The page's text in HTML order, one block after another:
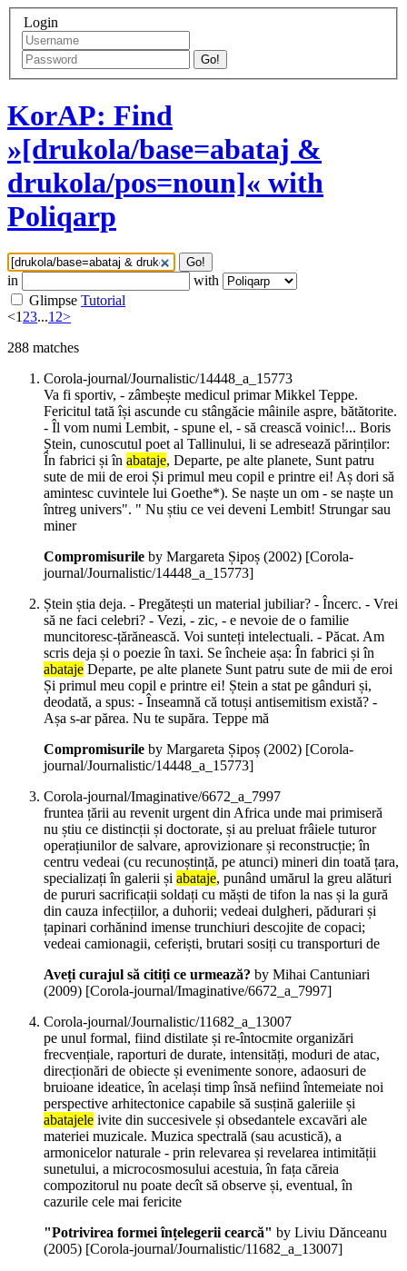
Login
Go!
KorAP: Find
»[drukola/base=abataj &
drukola/pos=noun]« with
Poliqarp
Go!
in
with
Glimpse Tutorial
<123...12>
288 matches
Corola-journal/Journalistic/14448_a_15773
Va fi sportiv, - zâmbește medicul primar Mikkel Teppe.
Fericitul tată își ascunde cu stângăcie mâinile aspre, bătătorite.
- Îl vom numi Lembit, - spune el, - să crească voinic!... Boris
Ștein, cunoscutul poet al Tallinului, li se adresează părinților:
În fabrici și în abataje, Departe, pe alte planete, Sunt patru
sute de mii de eroi Și primul meu copil e printre ei! Aș dori să
amintesc cuvintele lui Goethe*). Se naște un om - se naște un
întreg univers". " Nu știu ce vei deveni Lembit! Strungar sau
miner
Compromisurile by Margareta Șipoș (2002) [Corola-
journal/Journalistic/14448_a_15773]
Ștein știa deja. - Pregătești un material jubiliar? - Încerc. - Vrei
să ne faci celebri? - Vezi, - zic, - e nevoie de o familie
muncitoresc-țărănească. Voi sunteți intelectuali. - Păcat. Am
scris deja și o poezie în taxi. Se încheie așa: În fabrici și în
abataje Departe, pe alte planete Sunt patru sute de mii de eroi
Și primul meu copil e printre ei! Ștein a stat pe gânduri și,
deodată, a spus: - Înseamnă că totuși antisemitism există? -
Așa s-ar părea. Nu te supăra. Teppe mă
Compromisurile by Margareta Șipoș (2002) [Corola-
journal/Journalistic/14448_a_15773]
Corola-journal/Imaginative/6672_a_7997
fruntea țării au revenit urgent din Africa unde mai primiseră
nu știu ce distincții și doctorate, și au preluat frâiele tuturor
operațiunilor de salvare, aprovizionare și reconstrucție; în
centru vedeai (cu recunoștință, pe atunci) mineri din toată țara,
specializați în galerii și abataje, punând umărul la greu alături
de pururi sacrificații soldați cu măști de tifon la nas și la gură
din cauza infecțiilor, a duhorii; vedeai dulgheri, pădurari și
țapinari corhănind imense trunchiuri descojite de copaci;
vedeai camionagii, ceferiști, brutari sosiți cu transporturi de
Aveți curajul să citiți ce urmează? by Mihai Cantuniari
(2009) [Corola-journal/Imaginative/6672_a_7997]
Corola-journal/Journalistic/11682_a_13007
pe unul formal, fiind distilate și re-întocmite organizări
frecvențiale, raporturi de durate, intensități, moduri de atac,
direcționări de obiecte și evenimente sonore, adaosuri de
bruioane ideatice, în același timp însă nefiind întemeiate noi
perspective arhitectonice capabile să susțină galeriile și
abatajele ivite din succesivele și obsedantele excavări ale
materiei muzicale. Muzica spectrală (sau acustică), a
armonicelor naturale - prin relevarea și revelarea intimității
sunetului, a microcosmosului acestuia, în fața căreia
compozitorul nu poate decît să observe și, eventual, în
cazurile cele mai fericite
"Potrivirea formei înțelegerii cearcă" by Liviu Dănceanu
(2005) [Corola-journal/Journalistic/11682_a_13007]